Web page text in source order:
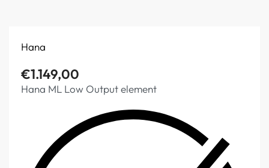
Hana
€1.149,00
Hana ML Low Output element